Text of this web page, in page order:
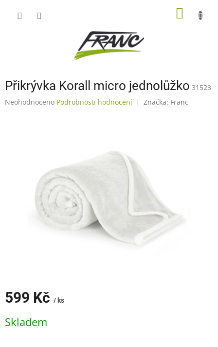
Přikrývka Korall micro jednolůžko 31523
Průměrné
Neohodnoceno Podrobnosti hodnocení Značka: Franc
599 Kč / ks
cena:
Skladem